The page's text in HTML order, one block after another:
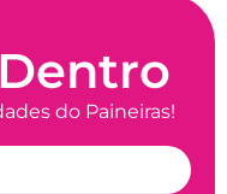
do Paineiras!